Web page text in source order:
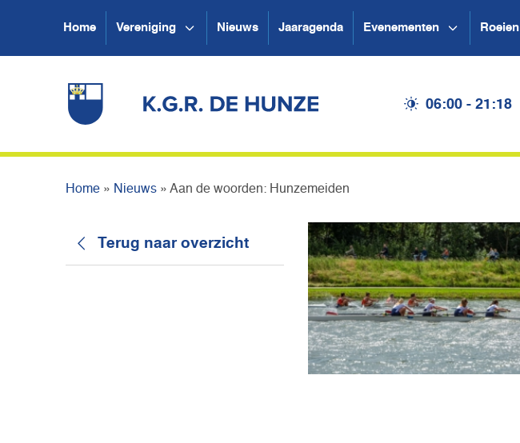
Home Vereniging Nieuws Jaaragenda Evenementen Roeien
06:00 - 21:18
Home » Nieuws » Aan de woorden: Hunzemeiden
Terug naar overzicht